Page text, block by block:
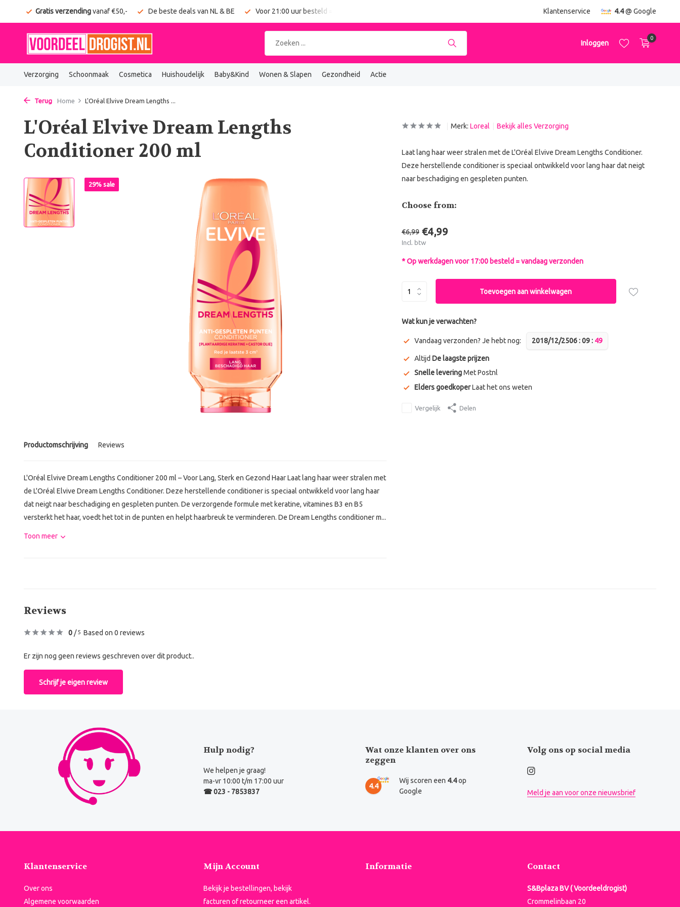
Gratis verzendingvanaf €50,- De beste deals van NL & BE Voor 21:00 uur besteld = vandaag verzonden Klantenservice 4.4@ Google
Inloggen
0
Verzorging Schoonmaak Cosmetica Huishoudelijk Baby&Kind Wonen & Slapen Gezondheid Actie
Terug Home L'Oréal Elvive Dream Lengths ...
L'Oréal Elvive Dream Lengths
Conditioner 200 ml
29% sale
Productomschrijving Reviews
L'Oréal Elvive Dream Lengths Conditioner 200 ml – Voor Lang, Sterk en Gezond Haar Laat lang haar weer stralen met
de L'Oréal Elvive Dream Lengths Conditioner. Deze herstellende conditioner is speciaal ontwikkeld voor lang haar
dat neigt naar beschadiging en gespleten punten. De verzorgende formule met keratine, vitamines B3 en B5
versterkt het haar, voedt het tot in de punten en helpt haarbreuk te verminderen. De Dream Lengths conditioner m...
Toon meer
Merk: Loreal Bekijk alles Verzorging
Laat lang haar weer stralen met de L'Oréal Elvive Dream Lengths Conditioner.
Deze herstellende conditioner is speciaal ontwikkeld voor lang haar dat neigt
naar beschadiging en gespleten punten.
Choose from:
€6,99 €4,99
Incl. btw
* Op werkdagen voor 17:00 besteld = vandaag verzonden
Toevoegen aan winkelwagen
Wat kun je verwachten?
Vandaag verzonden? Je hebt nog: 2018/12/2506:09: 48
Altijd De laagste prijzen
Snelle leveringMet Postnl
Elders goedkoperLaat het ons weten
Vergelijk Delen
Reviews
0 /5 Based on 0 reviews
Er zijn nog geen reviews geschreven over dit product..
Schrijf je eigen review
Hulp nodig?
We helpen je graag!
ma-vr 10:00 t/m 17:00 uur
☎ 023 - 7853837
Wat onze klanten over ons
zeggen
4.4
Wij scoren een 4.4op
Google
Volg ons op social media
Meld je aan voor onze nieuwsbrief
Klantenservice
Over ons
Algemene voorwaarden
Mijn Account
Bekijk je bestellingen, bekijk
facturen of retourneer een artikel.
Informatie Contact
S&Bplaza BV ( Voordeeldrogist)
Crommelinbaan 20